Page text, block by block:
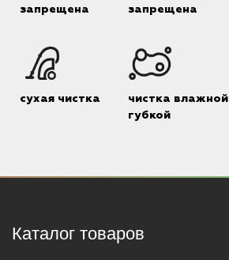
запрещена
запрещена
сухая чистка
чистка влажной
губкой
Каталог товаров